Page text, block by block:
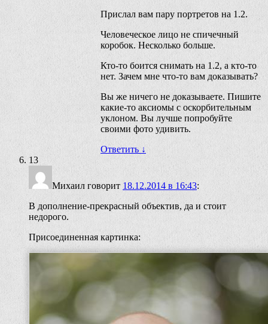
Прислал вам пару портретов на 1.2.
Человеческое лицо не спичечный
коробок. Несколько больше.
Кто-то боится снимать на 1.2, а кто-то
нет. Зачем мне что-то вам доказывать?
Вы же ничего не доказываете. Пишите
какие-то аксиомы с оскорбительным
уклоном. Вы лучше попробуйте
своими фото удивить.
Ответить ↓
13
Михаил говорит 18.12.2014 в 16:43:
В дополнение-прекрасный объектив, да и стоит
недорого.
Присоединенная картинка: